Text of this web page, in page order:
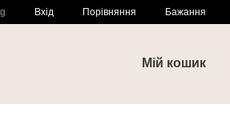
Вхід Порівняння Бажання
Мій кошик